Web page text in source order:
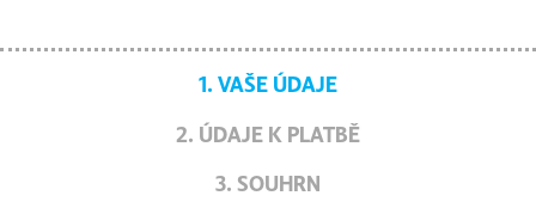
1. VAŠE ÚDAJE
2. ÚDAJE K PLATBĚ
3. SOUHRN